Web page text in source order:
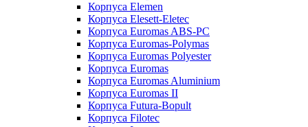
Корпуса Elemen
Корпуса Elesett-Eletec
Корпуса Euromas ABS-PC
Корпуса Euromas-Polymas
Корпуса Euromas Polyester
Корпуса Euromas
Корпуса Euromas Aluminium
Корпуса Euromas II
Корпуса Futura-Bopult
Корпуса Filotec